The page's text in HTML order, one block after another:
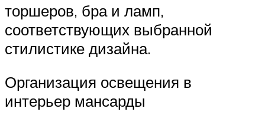
торшеров, бра и ламп,
соответствующих выбранной
стилистике дизайна.
Организация освещения в
интерьер мансарды